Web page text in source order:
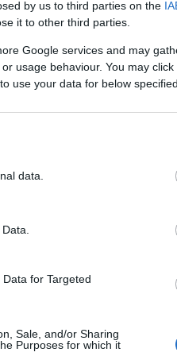
by us to third parties on the
it to other third parties.
Google services and may
usage behaviour. You may
use your data for below
data.
for Targeted
Sale, and/or Sharing
Purposes for which it
Véres verejtékkel
technikai
Részletek a
lett volna